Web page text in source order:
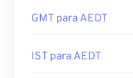
GMT para AEDT
IST para AEDT